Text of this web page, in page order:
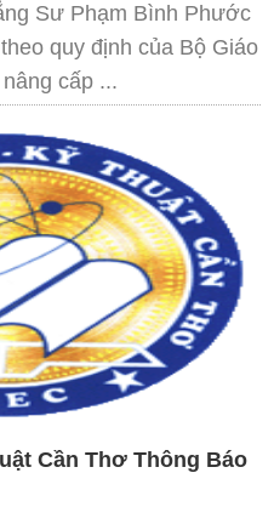
Sư Phạm Bình Phước
quy định của Bộ Giáo
cấp ...
Cần Thơ Thông Báo